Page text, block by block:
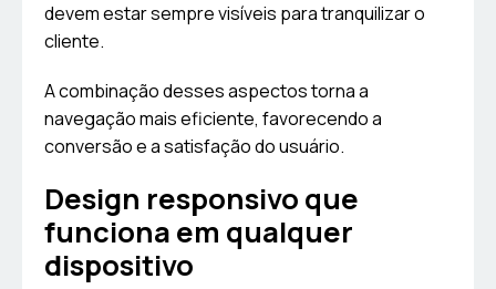
devem estar sempre visíveis para tranquilizar o
cliente.
A combinação desses aspectos torna a
navegação mais eficiente, favorecendo a
conversão e a satisfação do usuário.
Design responsivo que
funciona em qualquer
dispositivo